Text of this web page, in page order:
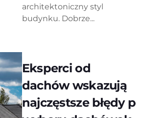
architektoniczny styl
budynku. Dobrze...
Eksperci od
dachów wskazują
najczęstsze błędy